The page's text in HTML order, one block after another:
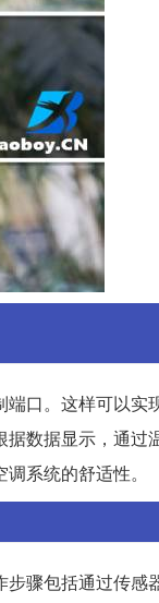
口。这样可以实
数据显示，通
系统的舒适性。
骤包括通过传